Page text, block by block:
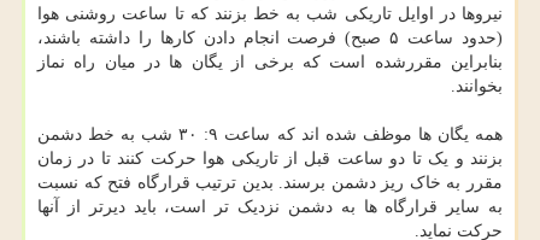
نیروها در اوایل تاریکی شب به خط بزنند که تا ساعت روشنی هوا
(حدود ساعت ۵ صبح) فرصت انجام دادن کارها را داشته باشند،
بنابراین مقررشده است که برخی از یگان ها در میان راه نماز
بخوانند.
همه یگان ها موظف شده اند که ساعت ۹: ۳۰ شب به خط دشمن
بزنند و یک تا دو ساعت قبل از تاریکی هوا حرکت کنند تا در زمان
مقرر به خاک ریز دشمن برسند. بدین ترتیب قرارگاه فتح که نسبت
به سایر قرارگاه ها به دشمن نزدیک تر است، باید دیرتر از آنها
حرکت نماید.